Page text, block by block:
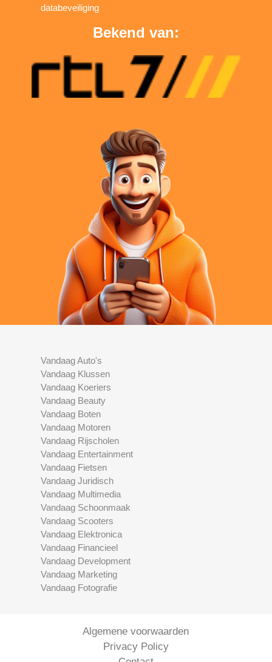
databeveiliging
Bekend van:
Vandaag Auto's
Vandaag Klussen
Vandaag Koeriers
Vandaag Beauty
Vandaag Boten
Vandaag Motoren
Vandaag Rijscholen
Vandaag Entertainment
Vandaag Fietsen
Vandaag Juridisch
Vandaag Multimedia
Vandaag Schoonmaak
Vandaag Scooters
Vandaag Elektronica
Vandaag Financieel
Vandaag Development
Vandaag Marketing
Vandaag Fotografie
Algemene voorwaarden
Privacy Policy